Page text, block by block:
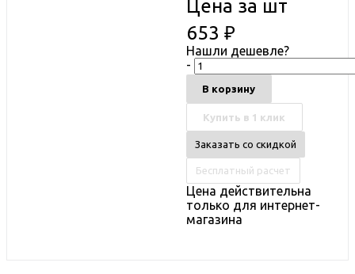
Цена за шт
653 ₽
Нашли дешевле?
-
В корзину
Купить в 1 клик
Заказать со скидкой
Бесплатный расчет
Цена действительна
только для интернет-
магазина